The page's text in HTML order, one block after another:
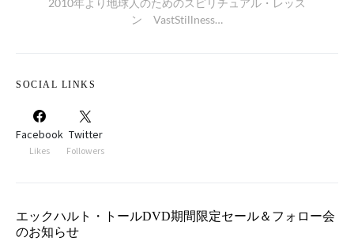
2010年より地球人のためのスピリチュアル・レッス
ン VastStillness…
SOCIAL LINKS
Facebook
Likes
Twitter
Followers
エックハルト・トールDVD期間限定セール＆フォロー会
のお知らせ